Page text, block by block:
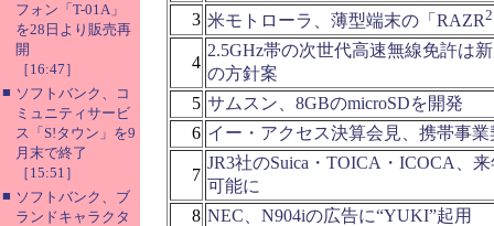
フォン「T-01A」
を28日より販売再
開
［16:47］
■ ソフトバンク、コ
ミュニティサービ
ス「S!タウン」を9
月末で終了
［15:51］
■ ソフトバンク、ブ
ランドキャラクタ
3 米モトローラ、薄型端末の「RAZR2
4
2.5GHz帯の次世代高速無線免許は
の方針案
5 サムスン、8GBのmicroSDを開発
6 イー・アクセス決算会見、携帯事
7
JR3社のSuica・TOICA・ICOCA、
可能に
8 NEC、N904iの広告に“YUKI”起用